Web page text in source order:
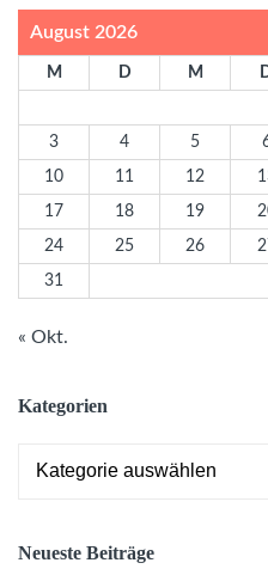
August 2026
M D M
3 4 5
10 11 12
17 18 19
24 25 26
31
« Okt.
Kategorien
Neueste Beiträge